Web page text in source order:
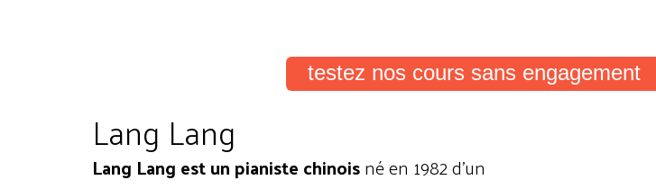
testez nos cours sans engagement
Lang Lang
Lang Lang est un pianiste chinoisné en 1982 d’un